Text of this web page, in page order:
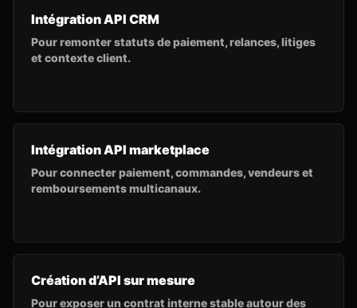
Intégration API CRM
Pour remonter statuts de paiement, relances, litiges
et contexte client.
Intégration API marketplace
Pour connecter paiement, commandes, vendeurs et
remboursements multicanaux.
Création d’API sur mesure
Pour exposer un contrat interne stable autour des